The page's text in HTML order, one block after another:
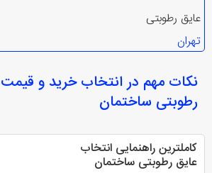
عایق رطوبتی
تهران
نکات مهم در انتخابخرید و قیمت
رطوبتی ساختمان
کاملترین راهنمایی انتخاب
عایق رطوبتی ساختمان